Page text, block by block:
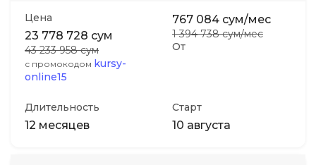
Цена
23 778 728 сум
43 233 958 сум
с промокодом kursy-
online15
От
767 084 сум/мес
1 394 738 сум/мес
Длительность
12 месяцев
Старт
10 августа